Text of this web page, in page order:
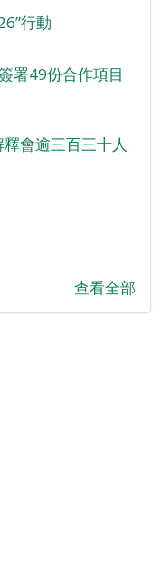
行動
署49份合作項目
會逾三百三十人
查看全部